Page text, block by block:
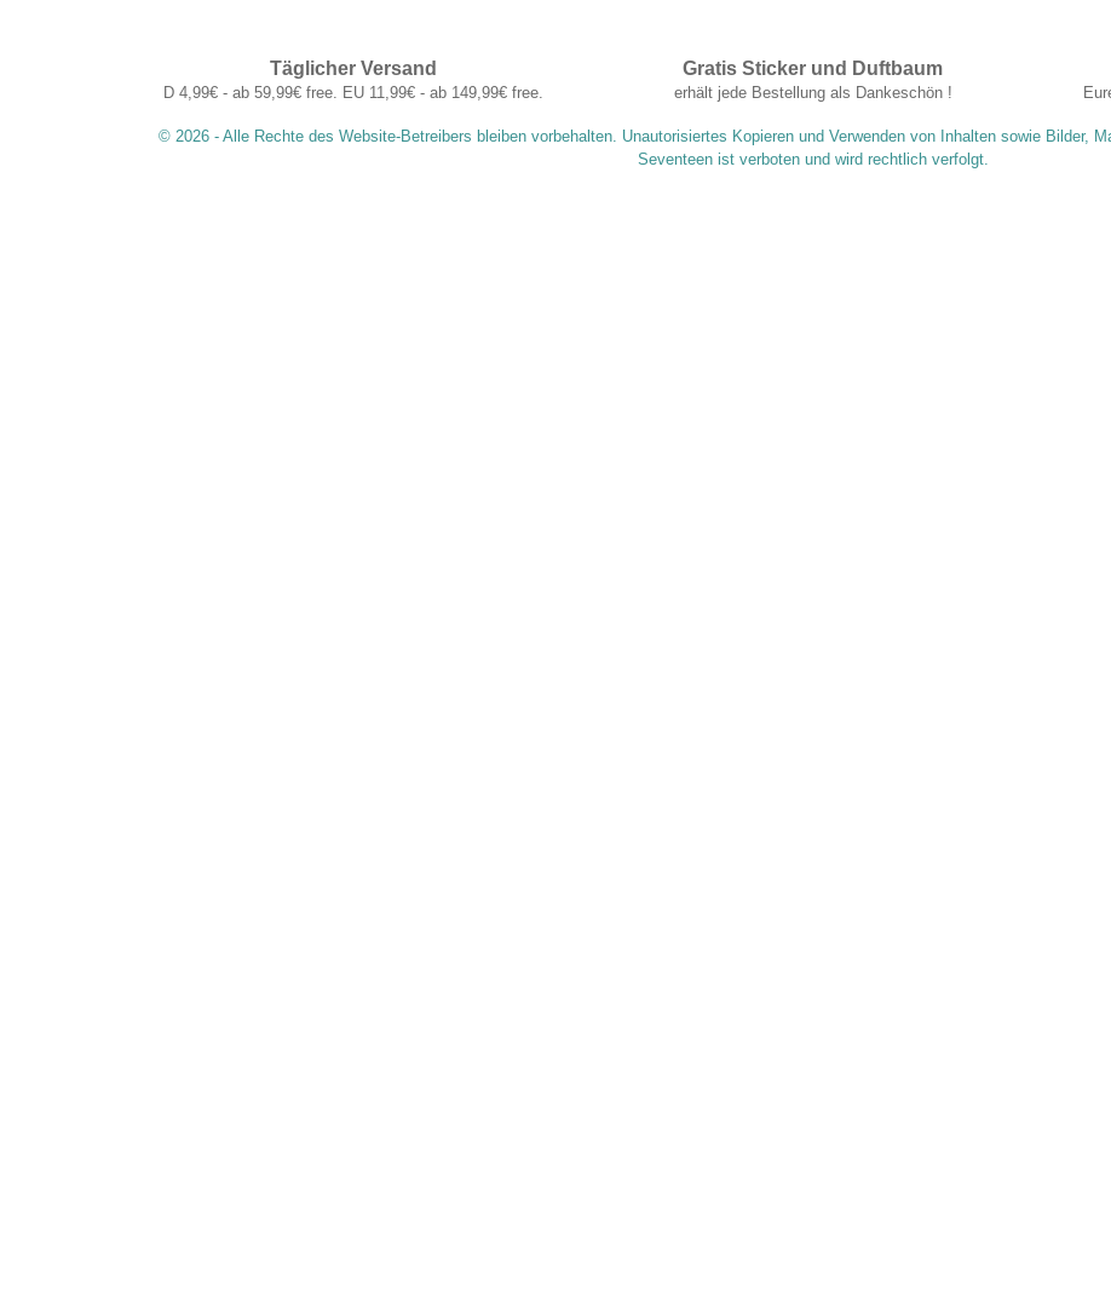
Täglicher Versand
D 4,99€ - ab 59,99€ free. EU 11,99€ - ab 149,99€ free.
Gratis Sticker und Duftbaum
erhält jede Bestellung als Dankeschön !
© 2026 - Alle Rechte des Website-Betreibers bleiben vorbehalten. Unautorisiertes Kopieren und Verwenden von Inhalten sowie Bilder,
Seventeen ist verboten und wird rechtlich verfolgt.